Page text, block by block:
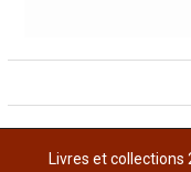
Livres et